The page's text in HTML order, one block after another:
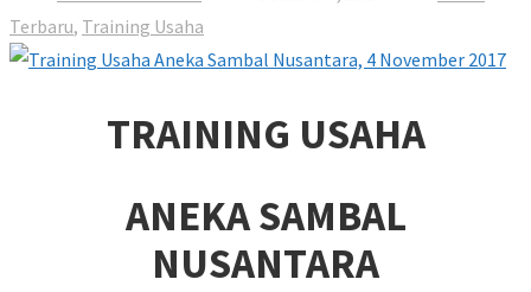
Terbaru, Training Usaha
TRAINING USAHA
ANEKA SAMBAL
NUSANTARA